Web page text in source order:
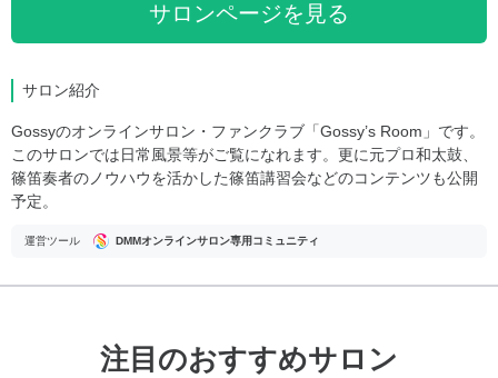
サロンページを見る
サロン紹介
Gossyのオンラインサロン・ファンクラブ「Gossy’s Room」です。
このサロンでは日常風景等がご覧になれます。更に元プロ和太鼓、
篠笛奏者のノウハウを活かした篠笛講習会などのコンテンツも公開
予定。
運営ツール DMMオンラインサロン専用コミュニティ
注目のおすすめサロン